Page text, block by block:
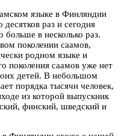
языке в Финляндии
десятков раз и сегодня
больше в несколько раз.
поколении саамов,
родном языке и
поколения саамов уже нет
детей. В небольшом
порядка тысячи человек,
из которой выпускник
финский, шведский и